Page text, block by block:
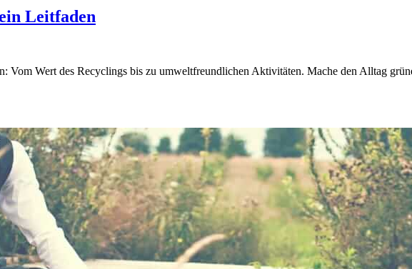
Leitfaden
Vom Wert des Recyclings bis zu umweltfreundlichen Aktivitäten. Mache den Alltag